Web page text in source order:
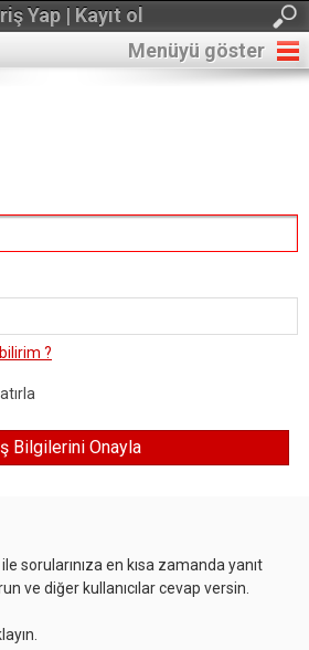
Yap | Kayıt ol
Menüyü göster
?
sorularınıza en kısa zamanda yanıt
ve diğer kullanıcılar cevap versin.